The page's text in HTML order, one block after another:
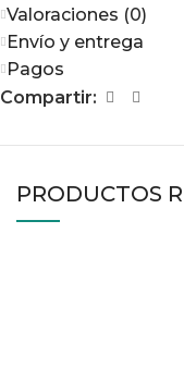
Valoraciones (0)
Envío y entrega
Pagos
Compartir:
PRODUCTOS